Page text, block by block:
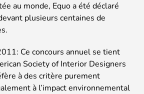
au monde, Equo a été déclaré
plusieurs centaines de
Ce concours annuel se tient
Society of Interior Designers
à des critère purement
à l’impact environnemental